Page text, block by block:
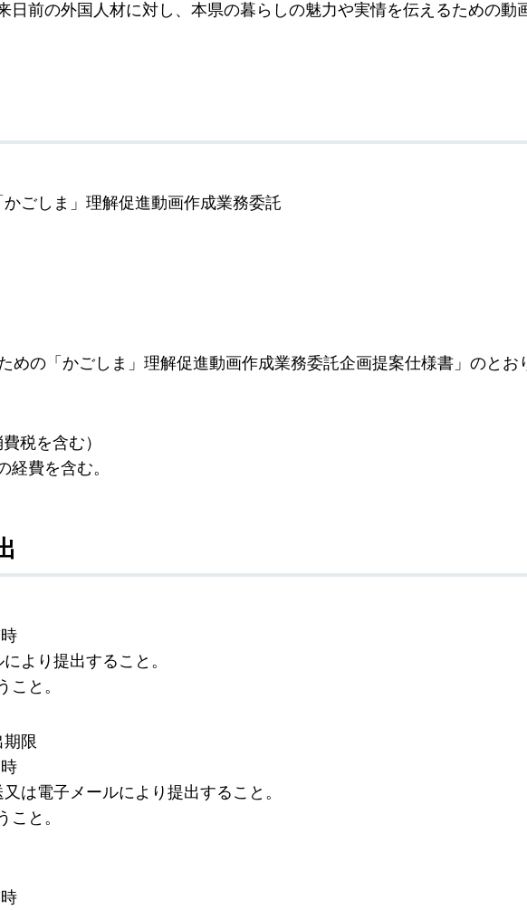
日前の外国人材に対し、本県の暮らしの魅力や実情を伝えるための動
ごしま」理解促進動画作成業務委託
めの「かごしま」理解促進動画作成業務委託企画提案仕様書」のとお
税を含む）
経費を含む。
より提出すること。
こと。
期限
は電子メールにより提出すること。
こと。